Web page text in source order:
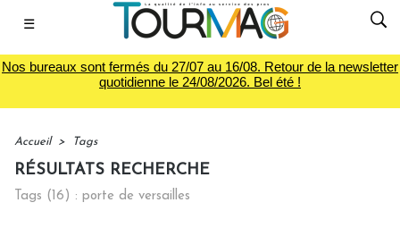
☰
Nos bureaux sont fermés du 27/07 au 16/08. Retour de la newsletter
quotidienne le 24/08/2026. Bel été !
Accueil > Tags
RÉSULTATS RECHERCHE
Tags (16) : porte de versailles